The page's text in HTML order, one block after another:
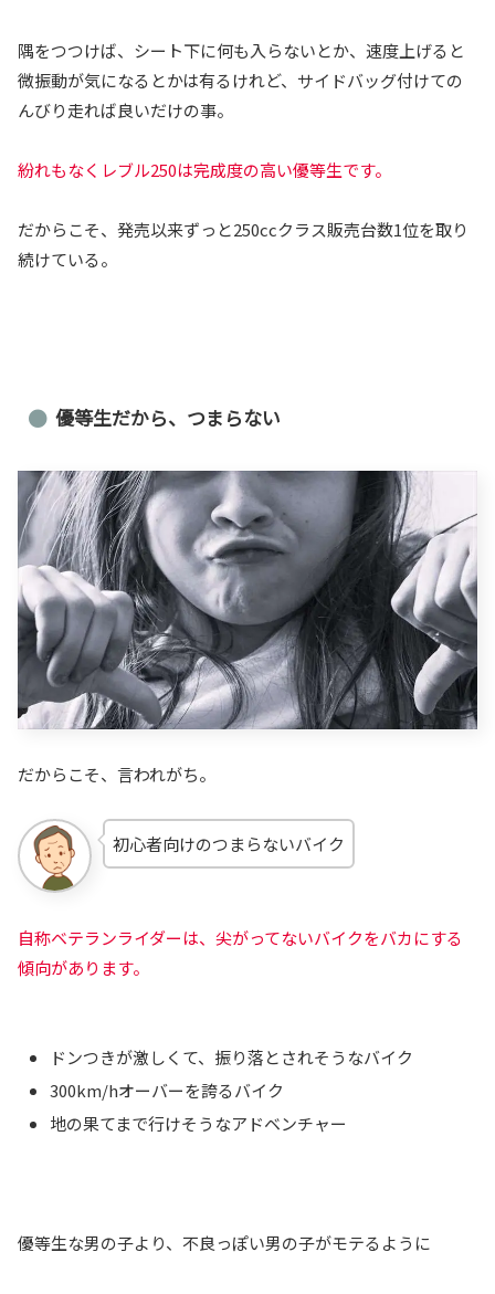
隅をつつけば、シート下に何も入らないとか、速度上げると
微振動が気になるとかは有るけれど、サイドバッグ付けての
んびり走れば良いだけの事。
紛れもなくレブル250は完成度の高い優等生です。
だからこそ、発売以来ずっと250ccクラス販売台数1位を取り
続けている。
優等生だから、つまらない
だからこそ、言われがち。
初心者向けのつまらないバイク
自称ベテランライダーは、尖がってないバイクをバカにする
傾向があります。
ドンつきが激しくて、振り落とされそうなバイク
300km/hオーバーを誇るバイク
地の果てまで行けそうなアドベンチャー
優等生な男の子より、不良っぽい男の子がモテるように